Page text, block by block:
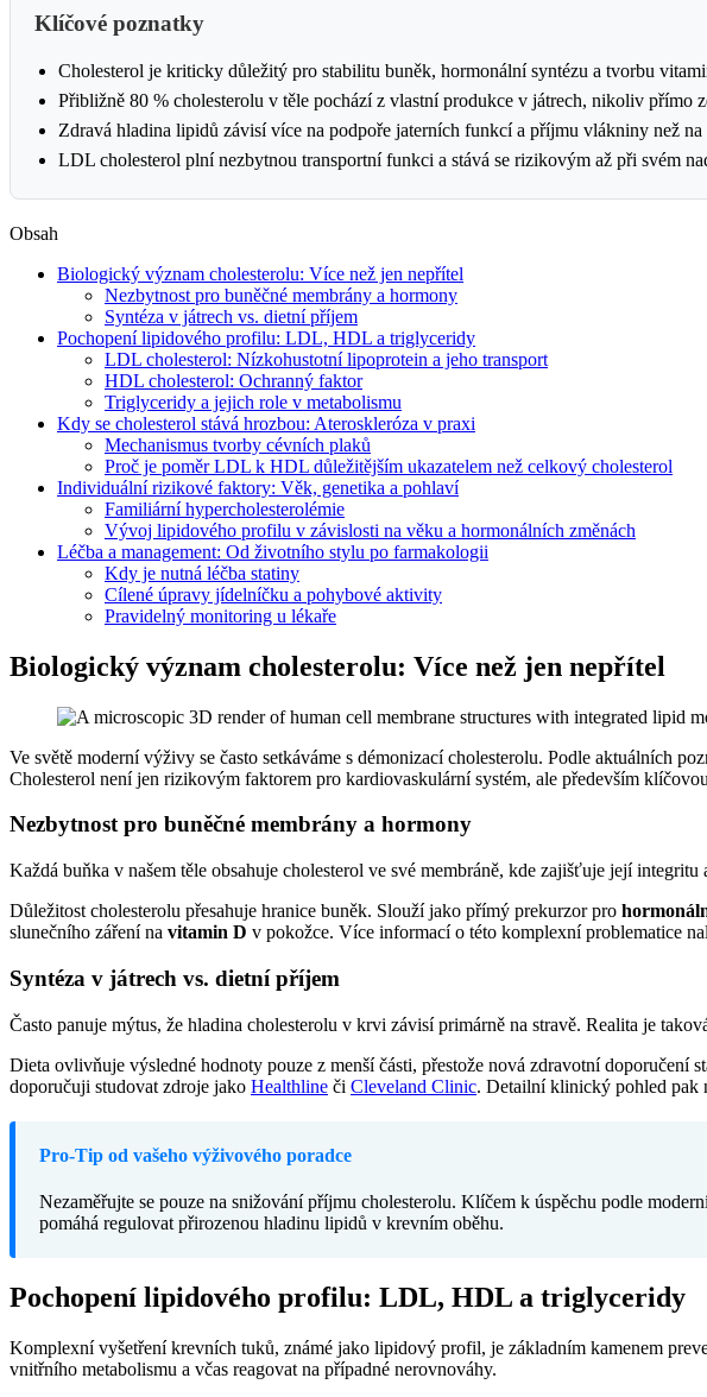
Klíčové poznatky
Cholesterol je kriticky důležitý pro stabilitu buněk, hormonální syntézu a tvorbu
Přibližně 80 % cholesterolu v těle pochází z vlastní produkce v játrech, nikoliv přímo
Zdravá hladina lipidů závisí více na podpoře jaterních funkcí a příjmu vlákniny než
LDL cholesterol plní nezbytnou transportní funkci a stává se rizikovým až při svém
Obsah
Biologický význam cholesterolu: Více než jen nepřítel
Nezbytnost pro buněčné membrány a hormony
Syntéza v játrech vs. dietní příjem
Pochopení lipidového profilu: LDL, HDL a triglyceridy
LDL cholesterol: Nízkohustotní lipoprotein a jeho transport
HDL cholesterol: Ochranný faktor
Triglyceridy a jejich role v metabolismu
Kdy se cholesterol stává hrozbou: Ateroskleróza v praxi
Mechanismus tvorby cévních plaků
Proč je poměr LDL k HDL důležitějším ukazatelem než celkový cholesterol
Individuální rizikové faktory: Věk, genetika a pohlaví
Familiární hypercholesterolémie
Vývoj lipidového profilu v závislosti na věku a hormonálních změnách
Léčba a management: Od životního stylu po farmakologii
Kdy je nutná léčba statiny
Cílené úpravy jídelníčku a pohybové aktivity
Pravidelný monitoring u lékaře
Biologický význam cholesterolu: Více než jen nepřítel
Ve světě moderní výživy se často setkáváme s démonizací cholesterolu. Podle aktuálních
Cholesterol není jen rizikovým faktorem pro kardiovaskulární systém, ale především
Nezbytnost pro buněčné membrány a hormony
Každá buňka v našem těle obsahuje cholesterol ve své membráně, kde zajišťuje její
Důležitost cholesterolu přesahuje hranice buněk. Slouží jako přímý prekurzor pro
slunečního záření na vitamin D v pokožce. Více informací o této komplexní problematice
Syntéza v játrech vs. dietní příjem
Často panuje mýtus, že hladina cholesterolu v krvi závisí primárně na stravě. Realita je
Dieta ovlivňuje výsledné hodnoty pouze z menší části, přestože nová zdravotní
doporučuji studovat zdroje jako Healthline či Cleveland Clinic. Detailní klinický pohled pak
Pro-Tip od vašeho výživového poradce
Nezaměřujte se pouze na snižování příjmu cholesterolu. Klíčem k úspěchu podle
pomáhá regulovat přirozenou hladinu lipidů v krevním oběhu.
Pochopení lipidového profilu: LDL, HDL a triglyceridy
Komplexní vyšetření krevních tuků, známé jako lipidový profil, je základním kamenem
vnitřního metabolismu a včas reagovat na případné nerovnováhy.